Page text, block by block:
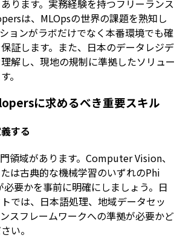
ります。実務経験を持つフリーランス
は、MLOpsの世界の課題を熟知し
ョンがラボだけでなく本番環境でも確
証します。また、日本のデータレジデ
解し、現地の規制に準拠したソリュー
。
に求めるべき重要スキル
する
領域があります。Computer Vision、
は古典的な機械学習のいずれのPhi
要かを事前に明確にしましょう。日
では、日本語処理、地域データセッ
スフレームワークへの準拠が必要かど
い。